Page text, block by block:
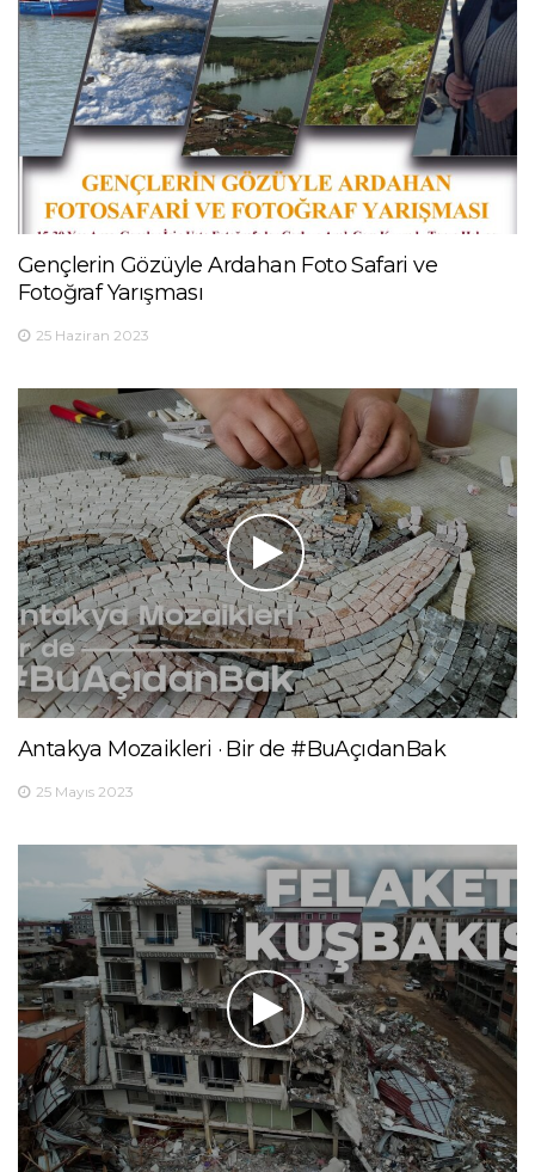
Gençlerin Gözüyle Ardahan Foto Safari ve
Fotoğraf Yarışması
25 Haziran 2023
Antakya Mozaikleri · Bir de #BuAçıdanBak
25 Mayıs 2023